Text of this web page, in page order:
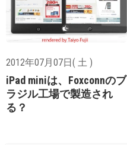
2012年07月07日( 土 )
iPad miniは、Foxconnのブ
ラジル工場で製造され
る？